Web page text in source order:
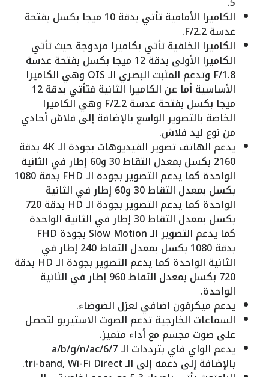
الكاميرا الأمامية تأتي بدقة 10 ميجا بكسل بفتحة
عدسة F/2.2.
الكاميرا الخلفية تأتي بكاميرا مزدوجة حيث تأتي
الكاميرا الأولى بدقة 12 ميجا بكسل بفتحة عدسة
F/1.8 وتدعم المثبت البصري الـ OIS وهي الكاميرا
الأساسية أما عن الكاميرا الثانية فتأتي بدقة 12
ميجا بكسل بفتحة عدسة F/2.2 وهي الكاميرا
الخاصة بالتصوير الواسع بالإضافة إلى فلاش أحادي
من نوع ليد فلاش.
يدعم الهاتف تصوير الفيديوهات بجودة الـ 4K بدقة
2160 بكسل بمعدل التقاط 30 و60 إطار في الثانية
الواحدة كما يدعم التصوير بجودة الـ FHD بدقة 1080
بكسل بمعدل التقاط 30 و60 إطار في الثانية
الواحدة كما يدعم التصوير بجودة الـ HD بدقة 720
بكسل بمعدل التقاط 30 إطار في الثانية الواحدة
كما يدعم التصوير الـ Slow Motion بجودة FHD
بدقة 1080 بكسل بمعدل التقاط 240 إطار في
الثانية الواحدة كما يدعم التصوير بجودة الـ HD بدقة
720 بكسل بمعدل التقاط 960 إطار في الثانية
الواحدة.
يدعم ميكرفون اضافي لعزل الضوضاء.
السماعات الخارجية تدعم الصوت الاستيريو لتحصل
على صوت مجسم مع أداء متميز.
يدعم الواي فاي بترددات الـ a/b/g/n/ac/6/7
بالإضافة إلى دعمه إلى الـ tri-band, Wi-Fi Direct.